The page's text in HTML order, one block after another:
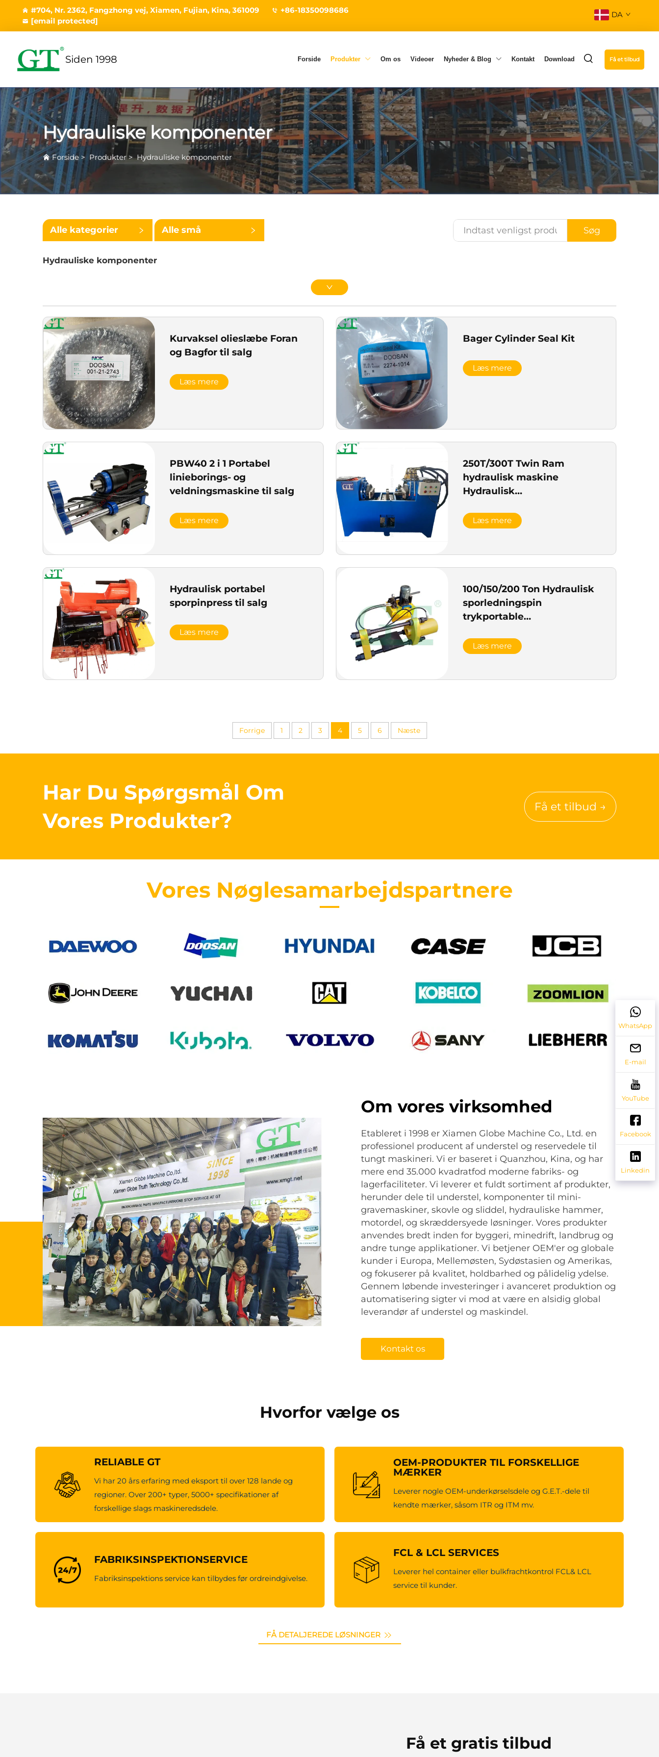
#704, Nr. 2362, Fangzhong vej, Xiamen, Fujian, Kina, 361009
+86-18350098686
[email protected]
DA
Siden 1998 Forside Produkter Om os Videoer Nyheder & Blog Kontakt Download Få et tilbud
Hydrauliske komponenter
Forside > Produkter>Hydrauliske komponenter
Alle kategorier Alle små Søg
Hydrauliske komponenter
Kurvaksel olieslæbe Foran
og Bagfor til salg
Læs mere
Bager Cylinder Seal Kit
Læs mere
PBW40 2 i 1 Portabel
linieborings- og
veldningsmaskine til salg
Læs mere
250T/300T Twin Ram
hydraulisk maskine
Hydraulisk
Læs mere
Hydraulisk portabel
sporpinpress til salg
Læs mere
100/150/200 Ton Hydraulisk
sporledningspin
trykportable
Læs mere
Forrige 1 2 3 4 5 6 Næste
Har Du Spørgsmål Om
Vores Produkter?
Få et tilbud →
Vores Nøglesamarbejdspartnere
Om vores virksomhed
Etableret i 1998 er Xiamen Globe Machine Co., Ltd. en
professionel producent af understel og reservedele til
tungt maskineri. Vi er baseret i Quanzhou, Kina, og har
mere end 35.000 kvadratfod moderne fabriks- og
lagerfaciliteter. Vi leverer et fuldt sortiment af produkter,
herunder dele til understel, komponenter til mini-
gravemaskiner, skovle og sliddel, hydrauliske hammer,
motordel, og skræddersyede løsninger. Vores produkter
anvendes bredt inden for byggeri, minedrift, landbrug og
andre tunge applikationer. Vi betjener OEM'er og globale
kunder i Europa, Mellemøsten, Sydøstasien og Amerikas,
og fokuserer på kvalitet, holdbarhed og pålidelig ydelse.
Gennem løbende investeringer i avanceret produktion og
automatisering sigter vi mod at være en alsidig global
leverandør af understel og maskindel.
Kontakt os
Hvorfor vælge os
RELIABLE GT
Vi har 20 års erfaring med eksport til over 128 lande og
regioner. Over 200+ typer, 5000+ specifikationer af
forskellige slags maskineredsdele.
OEM-PRODUKTER TIL FORSKELLIGE
MÆRKER
Leverer nogle OEM-underkørselsdele og G.E.T.-dele til
kendte mærker, såsom ITR og ITM mv.
FABRIKSINSPEKTIONSERVICE
Fabriksinspektions service kan tilbydes før ordreindgivelse.
FCL & LCL SERVICES
Leverer hel container eller bulkfrachtkontrol FCL& LCL
service til kunder.
FÅ DETALJEREDE LØSNINGER
Få et gratis tilbud
WhatsApp
E-mail
YouTube
Facebook
Linkedin